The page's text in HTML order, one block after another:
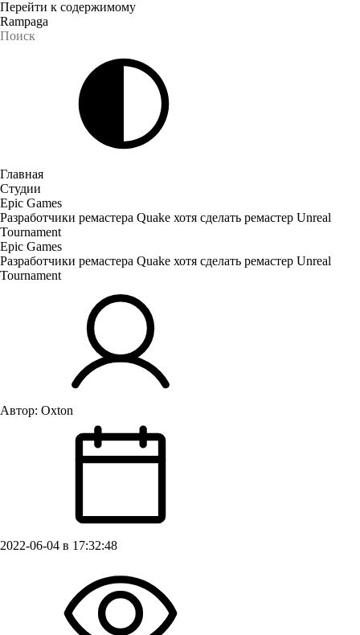
Перейти к содержимому
Rampaga
Главная
Студии
Epic Games
Разработчики ремастера Quake хотя сделать ремастер Unreal
Tournament
Epic Games
Разработчики ремастера Quake хотя сделать ремастер Unreal
Tournament
Автор: Oxton
2022-06-04 в 17:32:48